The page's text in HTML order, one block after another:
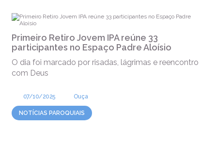
Primeiro Retiro Jovem IPA reúne 33
participantes no Espaço Padre Aloísio
O dia foi marcado por risadas, lágrimas e reencontro
com Deus
07/10/2025 Ouça
NOTÍCIAS PAROQUIAIS